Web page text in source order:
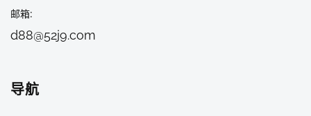
邮箱
d88@52j9.com
导航